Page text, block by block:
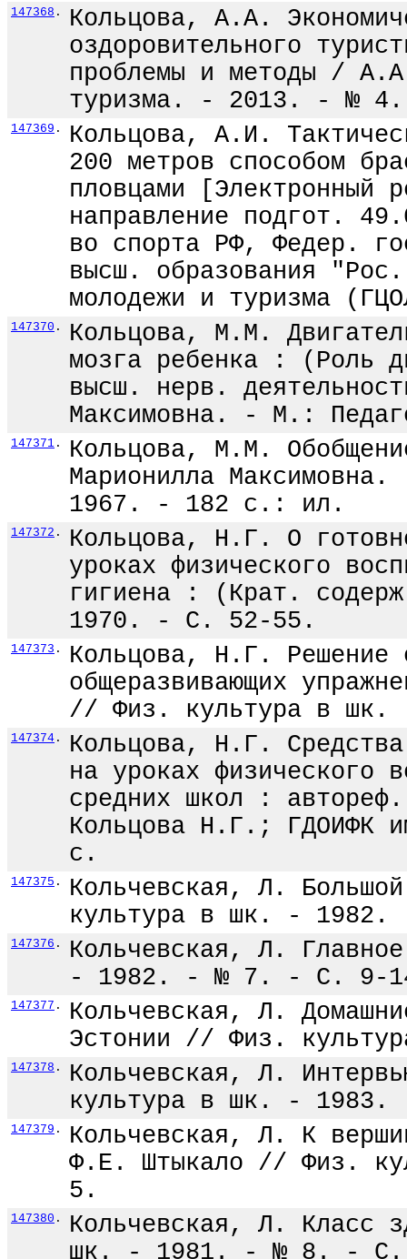
147368 .
Кольцова, А.А.
оздоровительного
проблемы и методы /
туризма. - 2013. - №
147369 .
Кольцова, А.И.
200 метров способом
пловцами
направление подгот.
во спорта РФ, Федер.
высш. образования
молодежи и туризма
147370 .
Кольцова, М.М.
мозга ребенка : (Роль
высш. нерв.
Максимовна. - М.:
147371 .
Кольцова, М.М.
Марионилла
1967. - 182 с.: ил.
147372 .
Кольцова, Н.Г. О
уроках физического
гигиена : (Крат.
1970. - С. 52-55.
147373 .
Кольцова, Н.Г. Решение
общеразвивающих
// Физ. культура в
147374 .
Кольцова, Н.Г. Средства
на уроках физического
средних школ :
Кольцова Н.Г.;
с.
147375 .
Кольчевская, Л.
культура в шк. -
147376 .
Кольчевская, Л.
- 1982. - № 7. - С. 9-
147377 .
Кольчевская, Л.
Эстонии // Физ.
147378 .
Кольчевская, Л.
культура в шк. -
147379 .
Кольчевская, Л. К
Ф.Е. Штыкало // Физ.
5.
147380 .
Кольчевская, Л. Класс
шк. - 1981. - № 8. - С.